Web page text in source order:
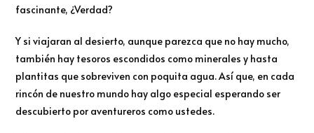
fascinante, ¿Verdad?
Y si viajaran al desierto, aunque parezca que no hay mucho,
también hay tesoros escondidos como minerales y hasta
plantitas que sobreviven con poquita agua. Así que, en cada
rincón de nuestro mundo hay algo especial esperando ser
descubierto por aventureros como ustedes.